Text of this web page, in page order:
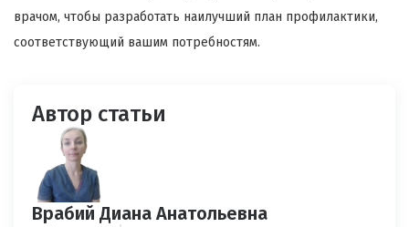
врачом, чтобы разработать наилучший план профилактики,
соответствующий вашим потребностям.
Автор статьи
Врабий Диана Анатольевна